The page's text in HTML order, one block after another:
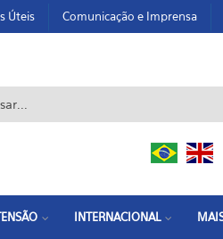
Úteis Comunicação e Imprensa
de busca
INTERNACIONAL